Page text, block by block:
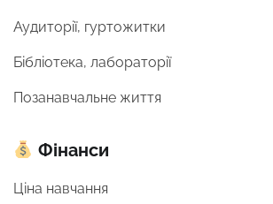
Аудиторії, гуртожитки
Бібліотека, лабораторії
Позанавчальне життя
Фінанси
Ціна навчання